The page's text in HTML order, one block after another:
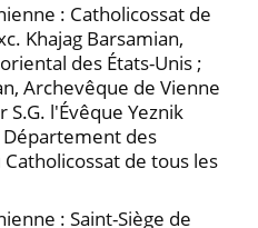
: Catholicossat de
Khajag Barsamian,
des États-Unis ;
Archevêque de Vienne
l'Évêque Yeznik
des
de tous les
: Saint-Siège de